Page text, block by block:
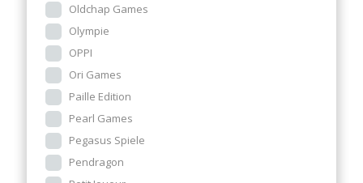
Oldchap Games
Olympie
OPPI
Ori Games
Paille Edition
Pearl Games
Pegasus Spiele
Pendragon